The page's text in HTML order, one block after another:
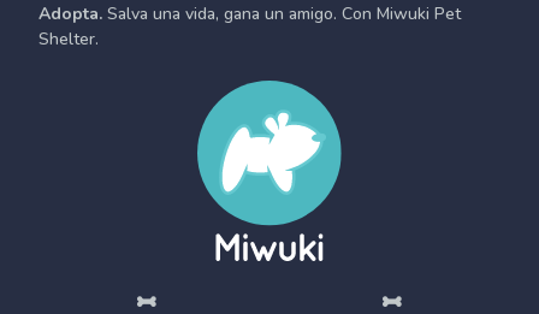
Adopta. Salva una vida, gana un amigo. Con Miwuki Pet
Shelter.